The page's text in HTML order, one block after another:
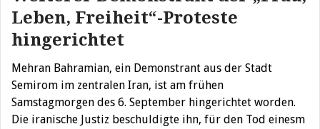
Leben, Freiheit“-Proteste
hingerichtet
Mehran Bahramian, ein Demonstrant aus der Stadt
Semirom im zentralen Iran, ist am frühen
Samstagmorgen des 6. September hingerichtet worden.
Die iranische Justiz beschuldigte ihn, für den Tod einesm